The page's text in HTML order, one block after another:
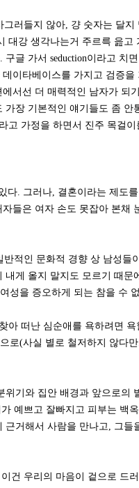
러들지 않아, 걍 숫자는 달
대강 생각나는거 주르륵 읊
글 가서 seduction이라고 치
이타베이스를 가지고 검증
서선 더 매력적인 남자가 되
장 기본적인 얘기들도 좀
가정을 하면서 진주 목걸이
다. 그러나, 결혼이라는 제도
들은 여자 손도 못잡아 본채
적인 문화적 경향 상 남성
게 올지 말지도 모르기 때문
성을 증오하게 되는 참을 수
떠난 심순애를 욕하려면
로(사실 별로 철저하지 않다
기와 집안 배경과 앞으로의
예쁘고 잘빠지고 피부는 백
거해서 사람을 만나고, 그들
건 우리의 마음이 겉으로 드